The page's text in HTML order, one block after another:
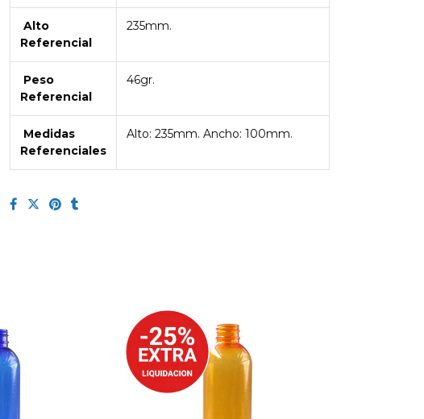
Alto
Referencial
235mm.
Peso
Referencial
46gr.
Medidas
Referenciales
Alto: 235mm. Ancho: 100mm.